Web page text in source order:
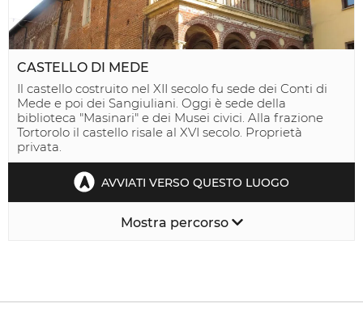
CASTELLO DI MEDE
Il castello costruito nel XII secolo fu sede dei Conti di
Mede e poi dei Sangiuliani. Oggi è sede della
biblioteca "Masinari" e dei Musei civici. Alla frazione
Tortorolo il castello risale al XVI secolo. Proprietà
privata.
Mostra percorso
AVVIATI VERSO QUESTO LUOGO